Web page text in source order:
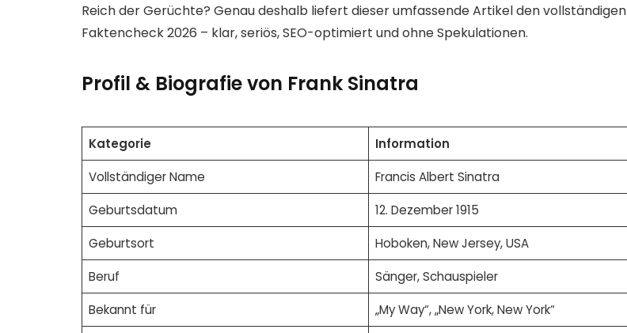
Reich der Gerüchte? Genau deshalb liefert dieser umfassende Artikel den vollständigen
Faktencheck 2026 – klar, seriös, SEO-optimiert und ohne Spekulationen.
Profil & Biografie von Frank Sinatra
Kategorie
Information
Vollständiger Name
Francis Albert Sinatra
Geburtsdatum
12. Dezember 1915
Geburtsort
Hoboken, New Jersey, USA
Beruf
Sänger, Schauspieler
Bekannt für
„My Way“, „New York, New York“